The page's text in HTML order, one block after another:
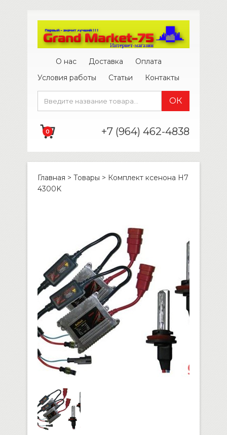
О нас Доставка
Оплата
Условия работы
Статьи Контакты
0 +7 (964) 462-4838
Главная > Товары > Комплект ксенона H7
4300K